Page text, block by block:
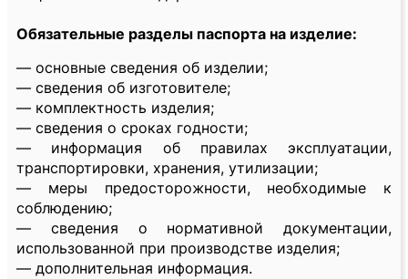
Обязательные разделы паспорта на изделие:
— основные сведения об изделии;
— сведения об изготовителе;
— комплектность изделия;
— сведения о сроках годности;
— информация об правилах эксплуатации,
транспортировки, хранения, утилизации;
— меры предосторожности, необходимые к
соблюдению;
— сведения о нормативной документации,
использованной при производстве изделия;
— дополнительная информация.